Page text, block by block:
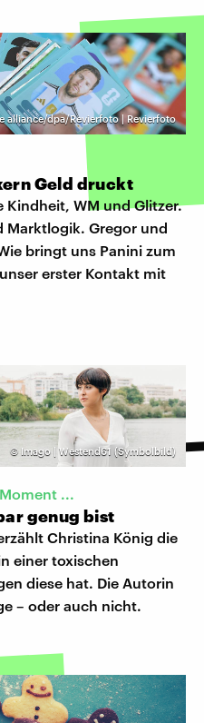
alliance/dpa/Revierfoto | Revierfoto
Geld druckt
Kindheit, WM und Glitzer.
Marktlogik. Gregor und
bringt uns Panini zum
erster Kontakt mit
© Imago | Westend61 (Symbolbild)
...
genug bist
Christina König die
einer toxischen
diese hat. Die Autorin
– oder auch nicht.